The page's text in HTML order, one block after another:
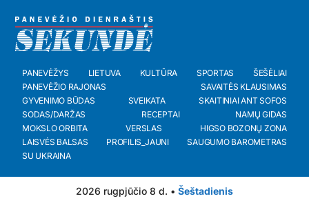
PANEVĖŽYS LIETUVA KULTŪRA SPORTAS
ŠEŠĖLIAI
PANEVĖŽIO RAJONAS
SAVAITĖS KLAUSIMAS
GYVENIMO BŪDAS
SVEIKATA
SKAITINIAI ANT SOFOS
SODAS/DARŽAS
RECEPTAI
NAMŲ GIDAS
MOKSLO ORBITA
VERSLAS
HIGSO BOZONŲ ZONA
LAISVĖS BALSAS
PROFILIS_JAUNI
SAUGUMO BAROMETRAS
SU UKRAINA
2026 rugpjūčio 8 d. • Šeštadienis